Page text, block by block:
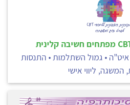
איט"ה • גמול השתלמות • התנסות
המשגה, ליווי אישי